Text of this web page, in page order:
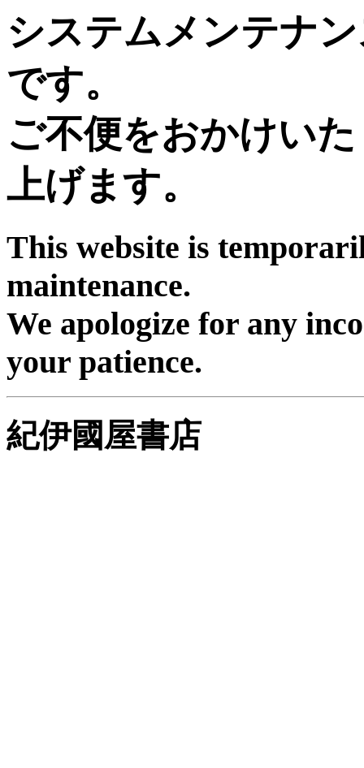
システムメンテナ
です。
ご不便をおかけい
上げます。
This website is
maintenance.
We apologize for any
your patience.
紀伊國屋書店